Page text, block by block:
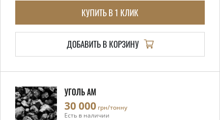
КУПИТЬ В 1 КЛИК
ДОБАВИТЬ В КОРЗИНУ
УГОЛЬ АМ
30 000 грн/тонну
Есть в наличии